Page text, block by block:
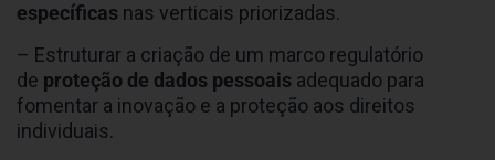
específicas nas verticais priorizadas.
– Estruturar a criação de um marco regulatório
de proteção de dados pessoais adequado para
fomentar a inovação e a proteção aos direitos
individuais.